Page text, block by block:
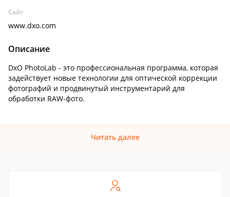
Сайт
www.dxo.com
Описание
DxO PhotoLab - это профессиональная программа, которая
задействует новые технологии для оптической коррекции
фотографий и продвинутый инструментарий для
обработки RAW-фото.
Читать далее